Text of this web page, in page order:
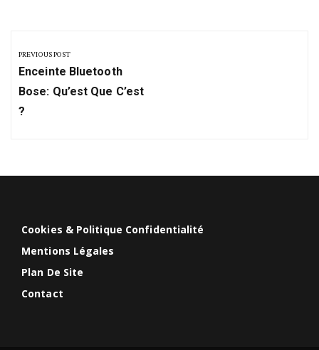
de
l’article
PREVIOUS POST
Previous
Post:
Enceinte Bluetooth
Bose: Qu’est Que C’est
?
Cookies & Politique Confidentialité
Mentions Légales
Plan De Site
Contact